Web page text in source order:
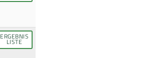
ERGEBNIS
LISTE